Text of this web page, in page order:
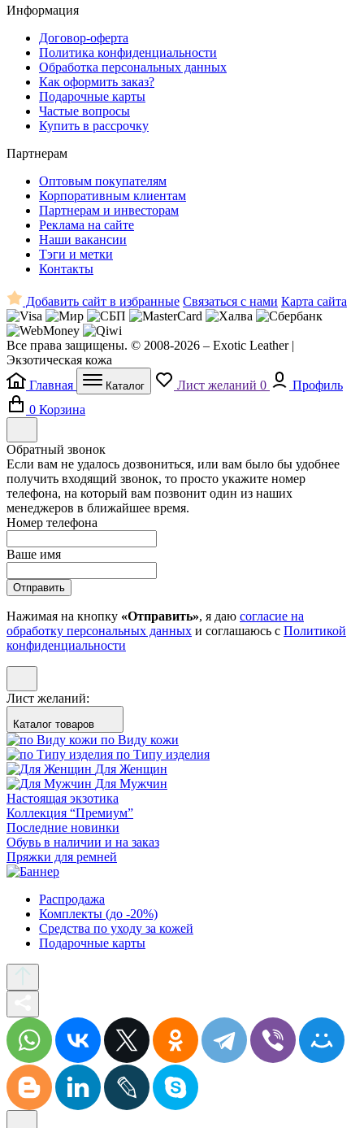
Информация
Договор-оферта
Политика конфиденциальности
Обработка персональных данных
Как оформить заказ?
Подарочные карты
Частые вопросы
Купить в рассрочку
Партнерам
Оптовым покупателям
Корпоративным клиентам
Партнерам и инвесторам
Реклама на сайте
Наши вакансии
Тэги и метки
Контакты
Добавить сайт в избранные Связаться с нами Карта сайта
Все права защищены. © 2008-2026 – Exotic Leather |
Экзотическая кожа
Главная
Каталог Лист желаний 0
Профиль
0 Корзина
Обратный звонок
Если вам не удалось дозвониться, или вам было бы удобнее
получить входящий звонок, то просто укажите номер
телефона, на который вам позвонит один из наших
менеджеров в ближайшее время.
Номер телефона
Ваше имя
Отправить
Нажимая на кнопку «Отправить», я даю согласие на
обработку персональных данных и соглашаюсь с Политикой
конфиденциальности
Лист желаний:
Каталог товаров
по Виду кожи
по Типу изделия
Для Женщин
Для Мужчин
Настоящая экзотика
Коллекция “Премиум”
Последние новинки
Обувь в наличии и на заказ
Пряжки для ремней
Распродажа
Комплекты (до -20%)
Средства по уходу за кожей
Подарочные карты